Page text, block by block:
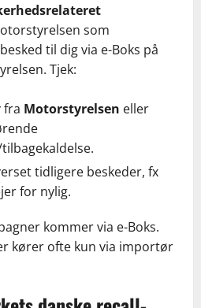
som
til dig via e-Boks på
Tjek:
fra Motorstyrelsen eller
tidligere beskeder, fx
for nylig.
kommer via e-Boks.
kører ofte kun via importør